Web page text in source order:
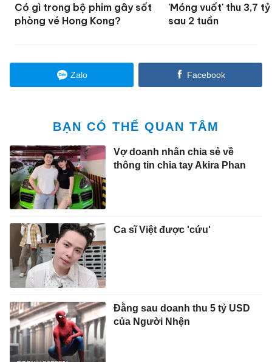
Có gì trong bộ phim gây sốt
phòng vé Hong Kong?
'Móng vuốt' thu 3,7
sau 2 tuần
Zalo Facebook
BẠN CÓ THỂ QUAN TÂM
Vợ doanh nhân chia sẻ về
thông tin chia tay Akira Phan
Ca sĩ Việt được 'cứu'
Đằng sau doanh thu 5 tỷ USD
của Người Nhện